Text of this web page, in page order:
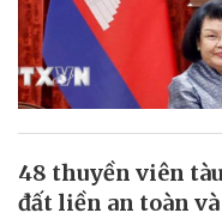
48 thuyền viên
đất liền an toàn